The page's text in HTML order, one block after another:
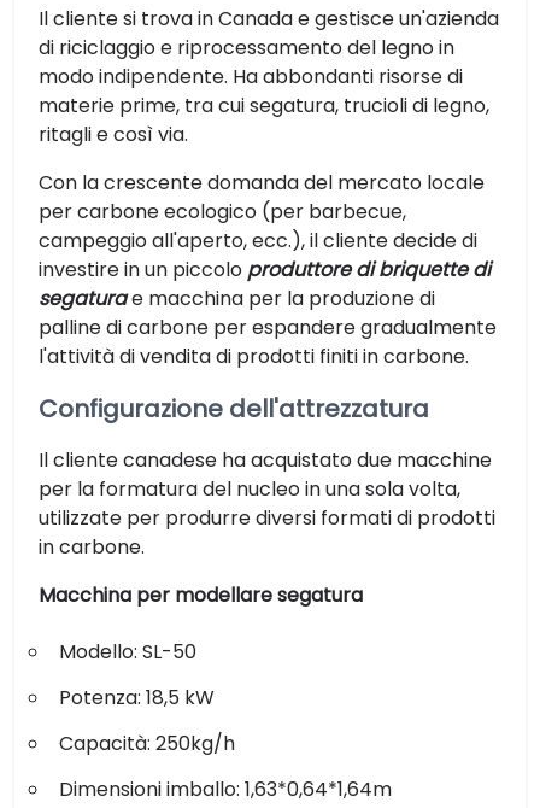
Il cliente si trova in Canada e gestisce un'azienda
di riciclaggio e riprocessamento del legno in
modo indipendente. Ha abbondanti risorse di
materie prime, tra cui segatura, trucioli di legno,
ritagli e così via.
Con la crescente domanda del mercato locale
per carbone ecologico (per barbecue,
campeggio all'aperto, ecc.), il cliente decide di
investire in un piccolo produttore di briquette di
segaturae macchina per la produzione di
palline di carbone per espandere gradualmente
l'attività di vendita di prodotti finiti in carbone.
Configurazione dell'attrezzatura
Il cliente canadese ha acquistato due macchine
per la formatura del nucleo in una sola volta,
utilizzate per produrre diversi formati di prodotti
in carbone.
Macchina per modellare segatura
Modello: SL-50
Potenza: 18,5 kW
Capacità: 250kg/h
Dimensioni imballo: 1,63*0,64*1,64m